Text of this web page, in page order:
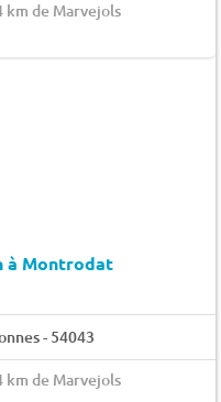
km de Marvejols
à Montrodat
- 54043
km de Marvejols